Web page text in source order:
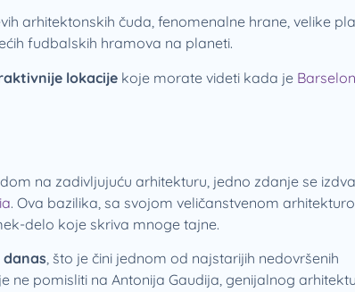
arhitektonskih čuda, fenomenalne hrane, velike
fudbalskih hramova na planeti.
lokacije koje morate videti kada je
na zadivljujuću arhitekturu, jedno zdanje se
. Ova bazilika, sa svojom veličanstvenom
delo koje skriva mnoge tajne.
danas, što je čini jednom od najstarijih nedovršenih
ne pomisliti na Antonija Gaudija, genijalnog